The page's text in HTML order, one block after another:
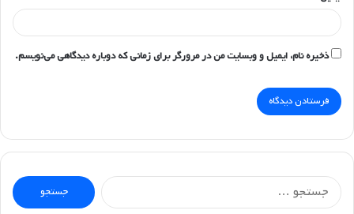
ذخیره نام، ایمیل و وبسایت من در مرورگر برای زمانی که دوباره دیدگاهی می‌نویسم.
جستجو
برای: